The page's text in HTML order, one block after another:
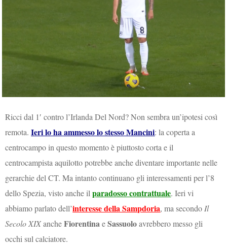
Ricci dal 1′ contro l’Irlanda Del Nord? Non sembra un’ipotesi così
remota.Ieri lo ha ammesso lo stesso Mancini: la coperta a
centrocampo in questo momento è piuttosto corta e il
centrocampista aquilotto potrebbe anche diventare importante nelle
gerarchie del CT. Ma intanto continuano gli interessamenti per l’8
dello Spezia, visto anche ilparadosso contrattuale. Ieri vi
abbiamo parlato dell’interesse della Sampdoria, ma secondo Il
Secolo XIXancheFiorentinaeSassuoloavrebbero messo gli
occhi sul calciatore.